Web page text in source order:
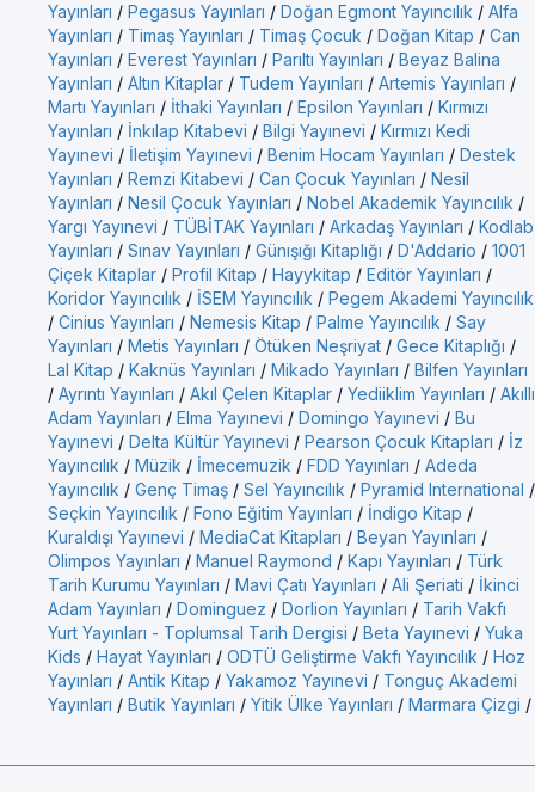
Yayınları / Pegasus Yayınları / Doğan Egmont Yayıncılık / Alfa
Yayınları / Timaş Yayınları / Timaş Çocuk / Doğan Kitap / Can
Yayınları / Everest Yayınları / Parıltı Yayınları / Beyaz Balina
Yayınları / Altın Kitaplar / Tudem Yayınları / Artemis Yayınları /
Martı Yayınları / İthaki Yayınları / Epsilon Yayınları / Kırmızı
Yayınları / İnkılap Kitabevi / Bilgi Yayınevi / Kırmızı Kedi
Yayınevi / İletişim Yayınevi / Benim Hocam Yayınları / Destek
Yayınları / Remzi Kitabevi / Can Çocuk Yayınları / Nesil
Yayınları / Nesil Çocuk Yayınları / Nobel Akademik Yayıncılık /
Yargı Yayınevi / TÜBİTAK Yayınları / Arkadaş Yayınları / Kodlab
Yayınları / Sınav Yayınları / Günışığı Kitaplığı / D'Addario / 1001
Çiçek Kitaplar / Profil Kitap / Hayykitap / Editör Yayınları /
Koridor Yayıncılık / İSEM Yayıncılık / Pegem Akademi Yayıncılık
/ Cinius Yayınları / Nemesis Kitap / Palme Yayıncılık / Say
Yayınları / Metis Yayınları / Ötüken Neşriyat / Gece Kitaplığı /
Lal Kitap / Kaknüs Yayınları / Mikado Yayınları / Bilfen Yayınları
/ Ayrıntı Yayınları / Akıl Çelen Kitaplar / Yediiklim Yayınları / Akıllı
Adam Yayınları / Elma Yayınevi / Domingo Yayınevi / Bu
Yayınevi / Delta Kültür Yayınevi / Pearson Çocuk Kitapları / İz
Yayıncılık / Müzik / İmecemuzik / FDD Yayınları / Adeda
Yayıncılık / Genç Timaş / Sel Yayıncılık / Pyramid International /
Seçkin Yayıncılık / Fono Eğitim Yayınları / İndigo Kitap /
Kuraldışı Yayınevi / MediaCat Kitapları / Beyan Yayınları /
Olimpos Yayınları / Manuel Raymond / Kapı Yayınları / Türk
Tarih Kurumu Yayınları / Mavi Çatı Yayınları / Ali Şeriati / İkinci
Adam Yayınları / Dominguez / Dorlion Yayınları / Tarih Vakfı
Yurt Yayınları - Toplumsal Tarih Dergisi / Beta Yayınevi / Yuka
Kids / Hayat Yayınları / ODTÜ Geliştirme Vakfı Yayıncılık / Hoz
Yayınları / Antik Kitap / Yakamoz Yayınevi / Tonguç Akademi
Yayınları / Butik Yayınları / Yitik Ülke Yayınları / Marmara Çizgi /